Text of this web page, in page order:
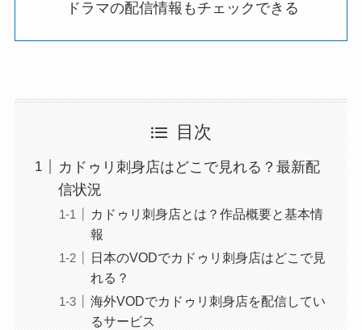
ドラマの配信情報もチェックできる
目次
カドゥリ刺身店はどこで見れる？最新配
信状況
カドゥリ刺身店とは？作品概要と基本情
報
日本のVODでカドゥリ刺身店はどこで見
れる？
海外VODでカドゥリ刺身店を配信してい
るサービス